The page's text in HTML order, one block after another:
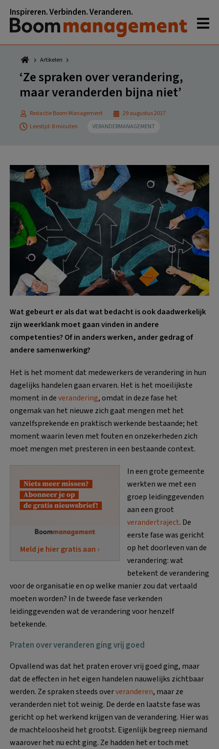
naar
hoofdnavigatie
naar
hoofd
inhoud
naar
eerste
sidebar
naar
voettekst
Inspireren. Verbinden. Veranderen.
Artikelen
‘Ze spraken over verandering,
maar veranderden bijna niet’
Redactie Boom Management
29 augustus 2017
Leestijd: 8 minuten
VERANDERMANAGEMENT
Wat gebeurt er als dat wat bedacht is ook daadwerkelijk
zijn weerklank moet gaan vinden in andere
competenties? Of in anders werken, ander gedrag of
andere samenwerking?
Het is het moment dat medewerkers de verandering in hun
dagelijks handelen gaan ervaren. Het is het moeilijkste
moment in deverandering, omdat in deze fase het
ongemak van het nieuwe zich gaat mengen met het
vanzelfsprekende en praktisch werkende bestaande; het
moment waarin leven met fouten en onzekerheden zich
moet mengen met presteren in een bestaande context.
Meld je hier gratis aan ›
In een grote gemeente
werkten we met een
groep leidinggevenden
aan een groot
verandertraject. De
eerste fase was gericht
op het doorleven van de
verandering: wat
betekent de verandering
voor de organisatie en op welke manier zou dat vertaald
moeten worden? In de tweede fase verkenden
leidinggevenden wat de verandering voor henzelf
betekende.
Praten over veranderen ging vrij goed
Opvallend was dat het praten erover vrij goed ging, maar
dat de effecten in het eigen handelen nauwelijks zichtbaar
werden. Ze spraken steeds oververanderen, maar ze
veranderden niet tot weinig. De derde en laatste fase was
gericht op het werkend krijgen van de verandering. Hier was
de machteloosheid het grootst. Eigenlijk begreep niemand
waarover het nu echt ging. Ze hadden het er toch met